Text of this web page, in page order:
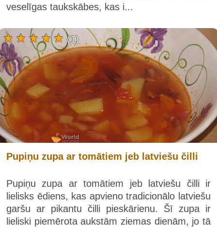
veselīgas taukskābes, kas i...
Pupiņu zupa ar tomātiem jeb latviešu čilli
Pupiņu zupa ar tomātiem jeb latviešu čilli ir
lielisks ēdiens, kas apvieno tradicionālo latviešu
garšu ar pikantu čilli pieskārienu. Šī zupa ir
lieliski piemērota aukstām ziemas dienām, jo tā
(1)